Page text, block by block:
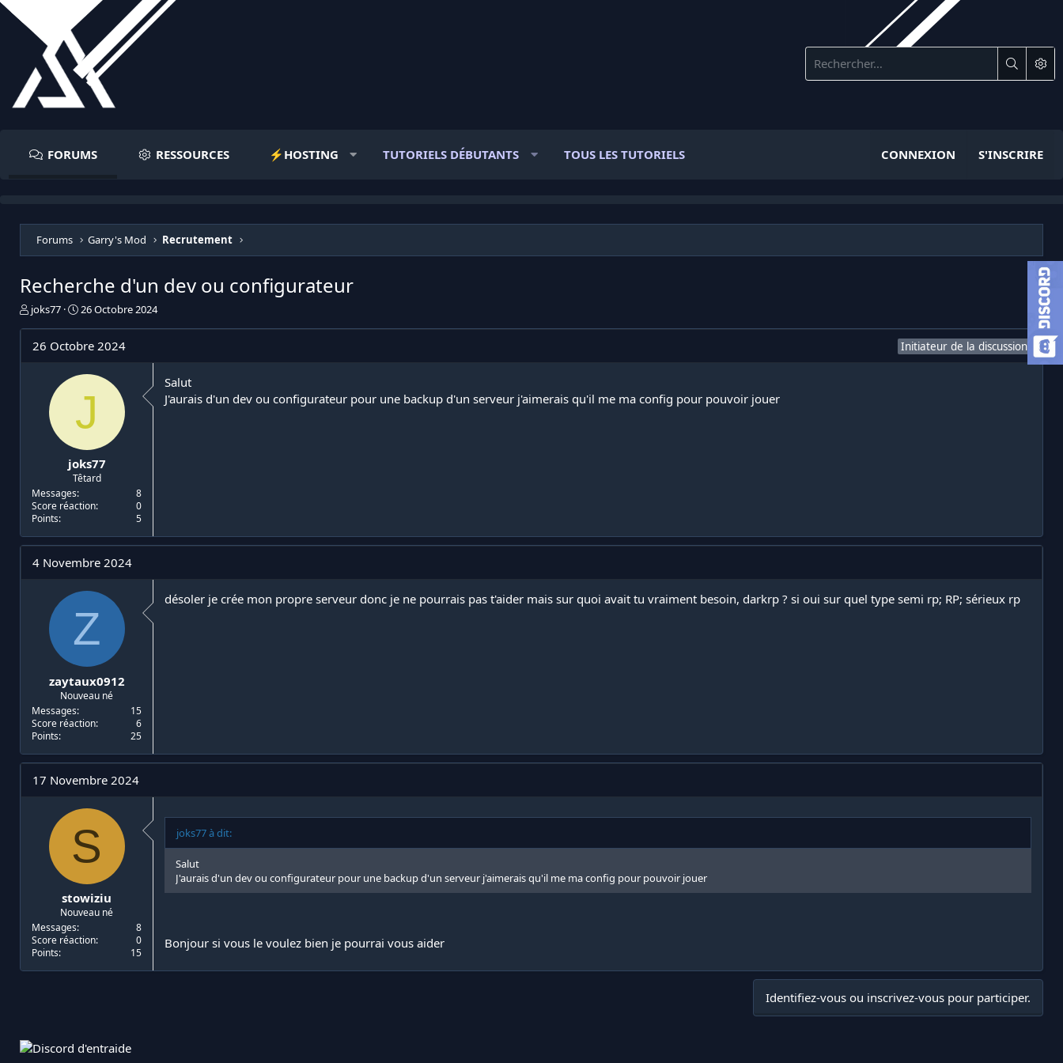
FORUMS RESSOURCES ⚡️HOSTING TUTORIELS DÉBUTANTS TOUS LES TUTORIELS CONNEXION S'INSCRIRE
Forums Garry's Mod Recrutement
Recherche d'un dev ou configurateur
I
t
a
d
s
c
u
joks77
D
e
e
d
b
t
26 Octobre 2024
26 Octobre 2024 Initiateur de la discussion
J
joks77
Têtard
Messages
8
Score réaction
0
Points
5
Salut
J'aurais d'un dev ou configurateur pour une backup d'un serveur j'aimerais qu'il me ma config pour pouvoir jouer
4 Novembre 2024
Z
zaytaux0912
Nouveau né
Messages
15
Score réaction
6
Points
25
désoler je crée mon propre serveur donc je ne pourrais pas t'aider mais sur quoi avait tu vraiment besoin, darkrp ? si oui sur quel type semi rp; RP; sérieux rp
17 Novembre 2024
S
stowiziu
Nouveau né
Messages
8
Score réaction
0
Points
15
joks77 à dit:
Salut
J'aurais d'un dev ou configurateur pour une backup d'un serveur j'aimerais qu'il me ma config pour pouvoir jouer
Bonjour si vous le voulez bien je pourrai vous aider
Identifiez-vous ou inscrivez-vous pour participer.